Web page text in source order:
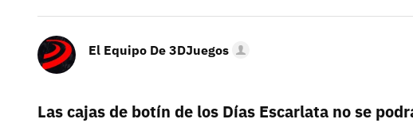
El Equipo De 3DJuegos
Las cajas de botín de los Días Escarlata no se